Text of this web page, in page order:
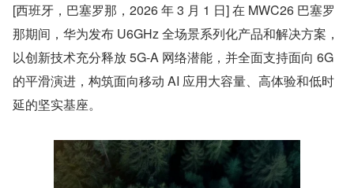
[西班牙，巴塞罗那，2026 年 3 月 1 日] 在 MWC26 巴塞罗
那期间，华为发布 U6GHz 全场景系列化产品和解决方案，
以创新技术充分释放 5G-A 网络潜能，并全面支持面向 6G
的平滑演进，构筑面向移动 AI 应用大容量、高体验和低时
延的坚实基座。